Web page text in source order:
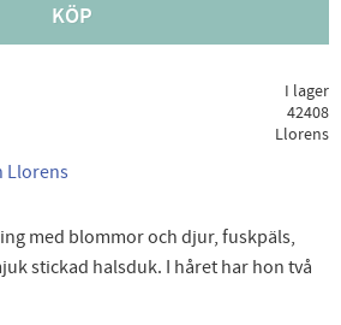
KÖP
I lager
42408
Llorens
Llorens
med blommor och djur, fuskpäls,
stickad halsduk. I håret har hon två